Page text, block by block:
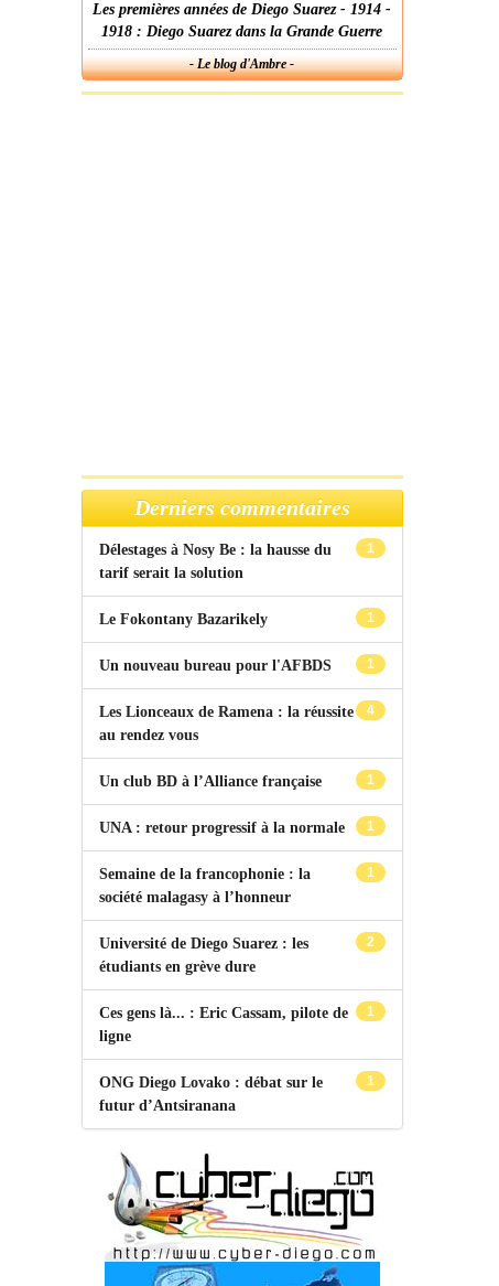
Les premières années de Diego Suarez - 1914 -
1918 : Diego Suarez dans la Grande Guerre
- Le blog d'Ambre -
Derniers commentaires
1
Délestages à Nosy Be : la hausse du
tarif serait la solution
1
Le Fokontany Bazarikely
1
Un nouveau bureau pour l'AFBDS
4
Les Lionceaux de Ramena : la réussite
au rendez vous
1
Un club BD à l’Alliance française
1
UNA : retour progressif à la normale
1
Semaine de la francophonie : la
société malagasy à l’honneur
2
Université de Diego Suarez : les
étudiants en grève dure
1
Ces gens là... : Eric Cassam, pilote de
ligne
1
ONG Diego Lovako : débat sur le
futur d’Antsiranana